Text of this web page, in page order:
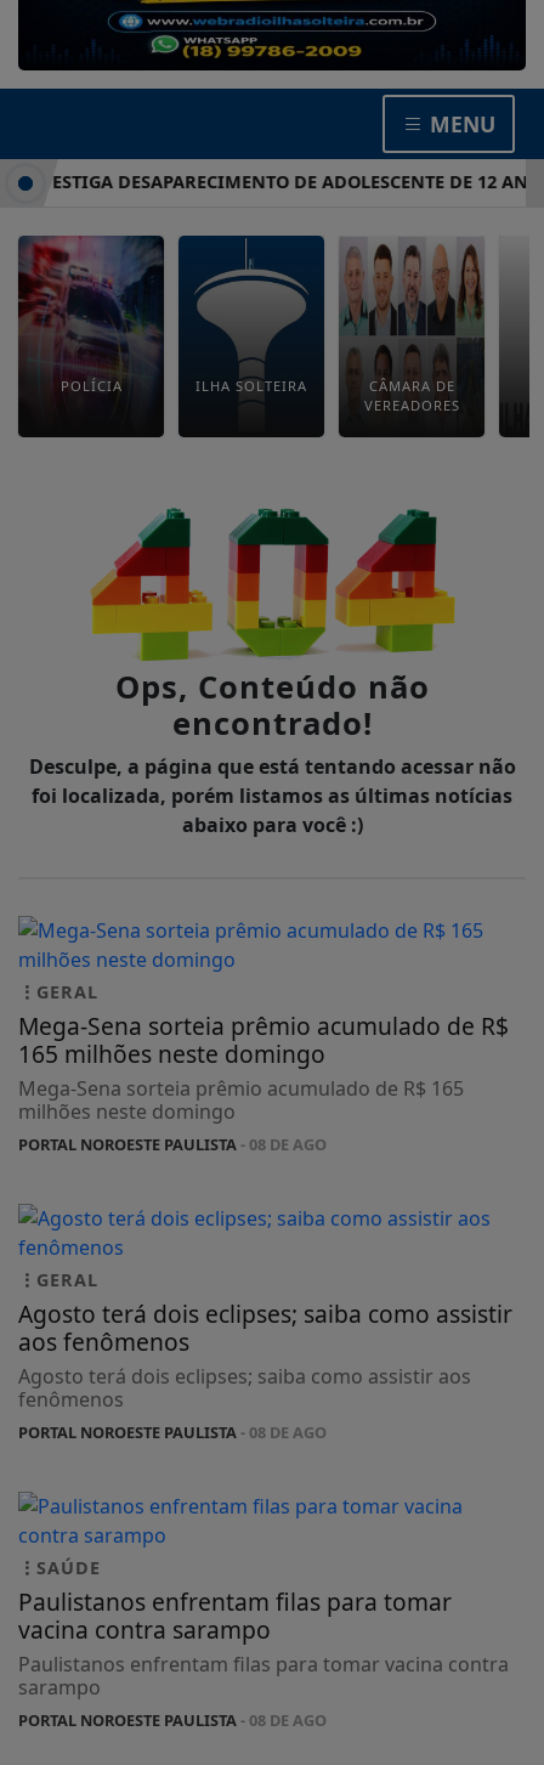
MENU
DESAPARECIMENTO DE ADOLESCENTE DE 12
POLÍCIA ILHA SOLTEIRA
CÂMARA DE
VEREADORES
Ops, Conteúdo não
encontrado!
Desculpe, a página que está tentando acessar não
foi localizada, porém listamos as últimas notícias
abaixo para você :)
GERAL
Mega-Sena sorteia prêmio acumulado de R$
165 milhões neste domingo
Mega-Sena sorteia prêmio acumulado de R$ 165
milhões neste domingo
PORTAL NOROESTE PAULISTA- 08 DE AGO
GERAL
Agosto terá dois eclipses; saiba como assistir
aos fenômenos
Agosto terá dois eclipses; saiba como assistir aos
fenômenos
PORTAL NOROESTE PAULISTA- 08 DE AGO
SAÚDE
Paulistanos enfrentam filas para tomar
vacina contra sarampo
Paulistanos enfrentam filas para tomar vacina contra
sarampo
PORTAL NOROESTE PAULISTA- 08 DE AGO